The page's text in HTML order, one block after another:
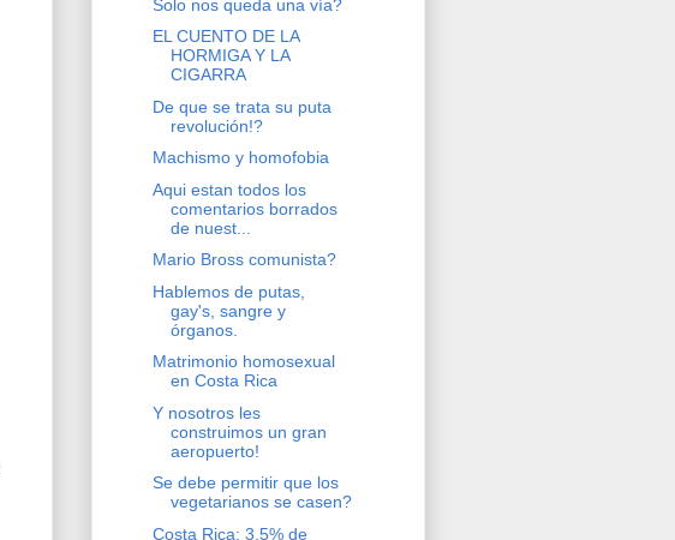
Solo nos queda una vía?
EL CUENTO DE LA
HORMIGA Y LA
CIGARRA
De que se trata su puta
revolución!?
Machismo y homofobia
Aqui estan todos los
comentarios borrados
de nuest...
Mario Bross comunista?
Hablemos de putas,
gay's, sangre y
órganos.
Matrimonio homosexual
en Costa Rica
Y nosotros les
construimos un gran
aeropuerto!
Se debe permitir que los
vegetarianos se casen?
Costa Rica: 3.5% de